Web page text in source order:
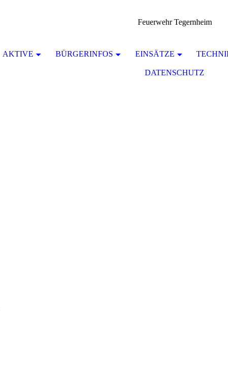
Feuerwehr Tegernheim
AKTIVE BÜRGERINFOS EINSÄTZE
DATENSCHUTZ